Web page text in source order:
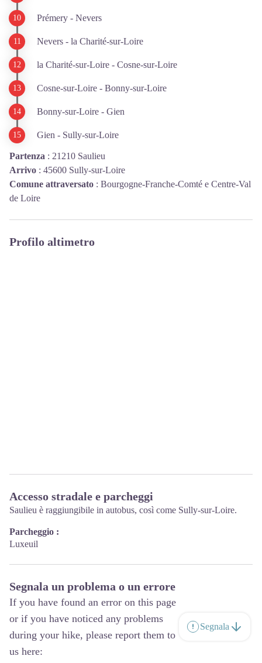
Prémery - Nevers
Nevers - la Charité-sur-Loire
la Charité-sur-Loire - Cosne-sur-Loire
Cosne-sur-Loire - Bonny-sur-Loire
Bonny-sur-Loire - Gien
Gien - Sully-sur-Loire
Partenza : 21210 Saulieu
Arrivo : 45600 Sully-sur-Loire
Comune attraversato : Bourgogne-Franche-Comté e Centre-Val
de Loire
Profilo altimetro
Accesso stradale e parcheggi
Saulieu è raggiungibile in autobus, così come Sully-sur-Loire.
Parcheggio :
Luxeuil
Segnala un problema o un errore
If you have found an error on this page
or if you have noticed any problems
during your hike, please report them to
us here:
Segnala